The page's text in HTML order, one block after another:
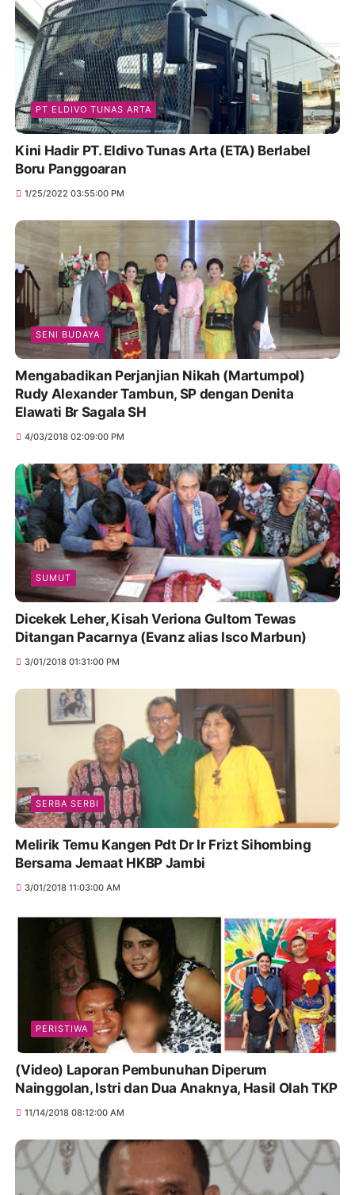
PT ELDIVO TUNAS ARTA
Kini Hadir PT. Eldivo Tunas Arta (ETA) Berlabel
Boru Panggoaran
1/25/2022 03:55:00 PM
SENI BUDAYA
Mengabadikan Perjanjian Nikah (Martumpol)
Rudy Alexander Tambun, SP dengan Denita
Elawati Br Sagala SH
4/03/2018 02:09:00 PM
SUMUT
Dicekek Leher, Kisah Veriona Gultom Tewas
Ditangan Pacarnya (Evanz alias Isco Marbun)
3/01/2018 01:31:00 PM
SERBA SERBI
Melirik Temu Kangen Pdt Dr Ir Frizt Sihombing
Bersama Jemaat HKBP Jambi
3/01/2018 11:03:00 AM
PERISTIWA
(Video) Laporan Pembunuhan Diperum
Nainggolan, Istri dan Dua Anaknya, Hasil Olah TKP
11/14/2018 08:12:00 AM